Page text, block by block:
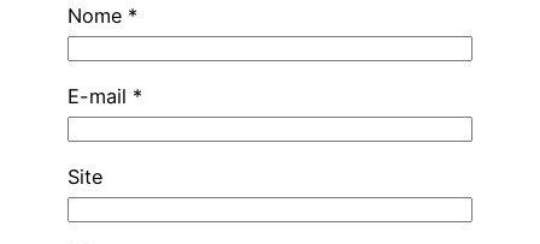
Nome *
E-mail *
Site